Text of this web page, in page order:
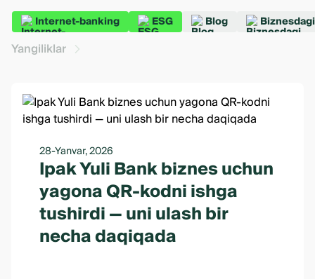
Internet-banking ESG Blog
Yangiliklar
28-Yanvar, 2026
Ipak Yuli Bank biznes uchun
yagona QR-kodni ishga
tushirdi — uni ulash bir
necha daqiqada